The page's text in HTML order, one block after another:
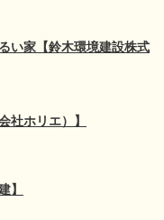
い家【鈴木環境建設株式
社ホリエ）】
】